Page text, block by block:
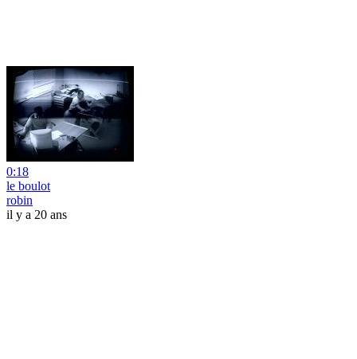
0:18
le boulot
robin
il y a 20 ans